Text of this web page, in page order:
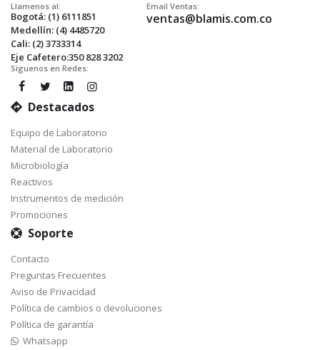
Llamenos al:
Bogotá: (1) 6111851
Medellín: (4) 4485720
Cali: (2) 3733314
Eje Cafetero:350 828 3202
Email Ventas:
ventas@blamis.com.co
Síguenos en Redes:
Destacados
Equipo de Laboratorio
Material de Laboratorio
Microbiología
Reactivos
Instrumentos de medición
Promociones
Soporte
Contacto
Preguntas Frecuentes
Aviso de Privacidad
Política de cambios o devoluciones
Política de garantía
Whatsapp